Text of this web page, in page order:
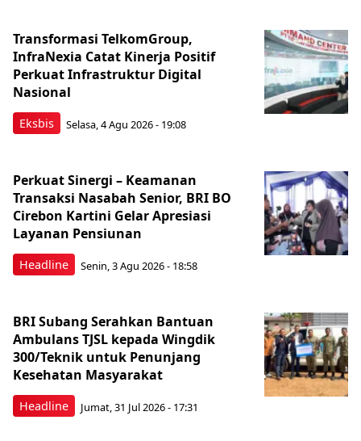
Eksbis
Transformasi TelkomGroup,
InfraNexia Catat Kinerja Positif
Perkuat Infrastruktur Digital
Nasional
Selasa, 4 Agu 2026 - 19:08
Headline
Perkuat Sinergi – Keamanan
Transaksi Nasabah Senior, BRI BO
Cirebon Kartini Gelar Apresiasi
Layanan Pensiunan
Senin, 3 Agu 2026 - 18:58
Headline
BRI Subang Serahkan Bantuan
Ambulans TJSL kepada Wingdik
300/Teknik untuk Penunjang
Kesehatan Masyarakat ​
Jumat, 31 Jul 2026 - 17:31